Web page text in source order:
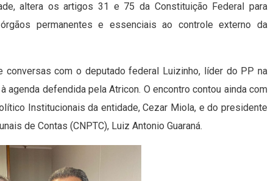
altera os artigos 31 e 75 da Constituição Federal para
permanentes e essenciais ao controle externo da
conversas com o deputado federal Luizinho, líder do PP na
agenda defendida pela Atricon. O encontro contou ainda com
Institucionais da entidade, Cezar Miola, e do presidente
de Contas (CNPTC), Luiz Antonio Guaraná.